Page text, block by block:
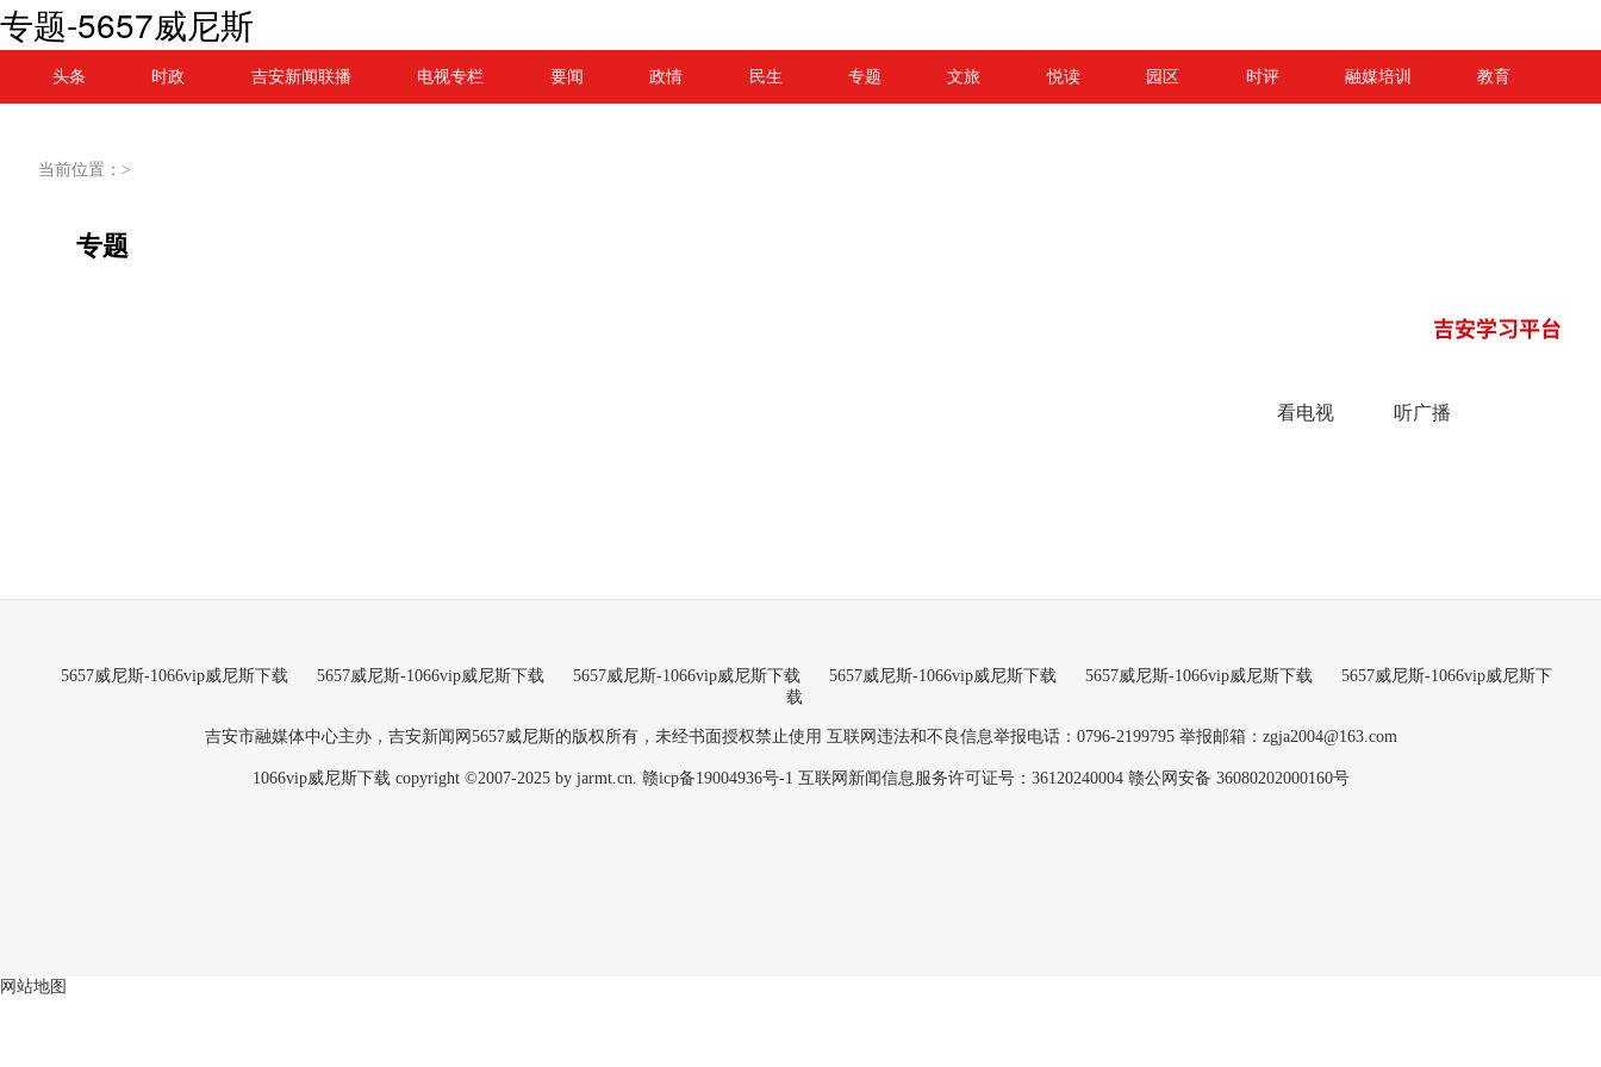
专题-5657威尼斯
头条 时政 吉安新闻联播 电视专栏 要闻 政情 民生 专题 文旅 悦读 园区 时评 融媒培训 教育
当前位置：>
专题
看电视 听广播
5657威尼斯-1066vip威尼斯下载 5657威尼斯-1066vip威尼斯下载 5657威尼斯-1066vip威尼斯下载 5657威尼斯-1066vip威尼斯下载 5657威尼斯-1066vip威尼斯下载
5657威尼斯-1066vip威尼斯下
载
吉安市融媒体中心主办，吉安新闻网5657威尼斯的版权所有，未经书面授权禁止使用 互联网违法和不良信息举报电话：0796-2199795 举报邮箱： zgja2004@163.com
1066vip威尼斯下载 copyright ©2007-2025 by jarmt.cn. 赣icp备19004936号-1 互联网新闻信息服务许可证号：36120240004 赣公网安备 36080202000160号
网站地图